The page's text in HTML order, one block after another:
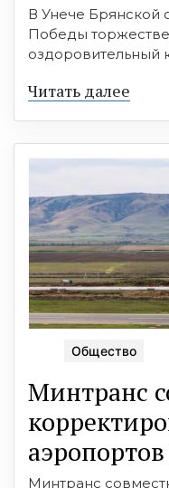
В Унече Брянской
Победы
оздоровительный
Читать далее
Общество
Минтранс
Минтранс